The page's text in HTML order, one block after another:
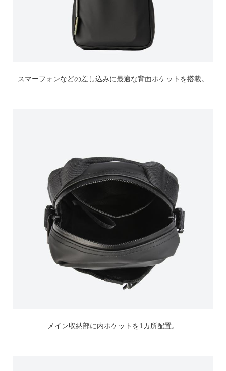
スマーフォンなどの差し込みに最適な背面ポケットを搭載。
メイン収納部に内ポケットを1カ所配置。